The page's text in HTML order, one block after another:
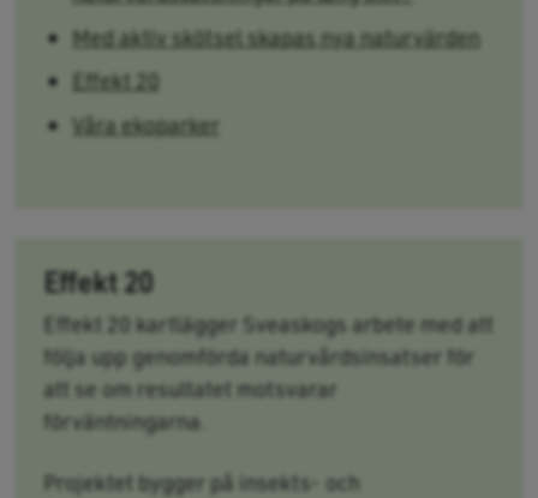
Med aktiv skötsel skapas nya naturvärden
Effekt 20
Våra ekoparker
Effekt 20
Effekt 20 kartlägger Sveaskogs arbete med att
följa upp genomförda naturvårdsinsatser för
att se om resultatet motsvarar
förväntningarna.
Projektet bygger på insekts- och